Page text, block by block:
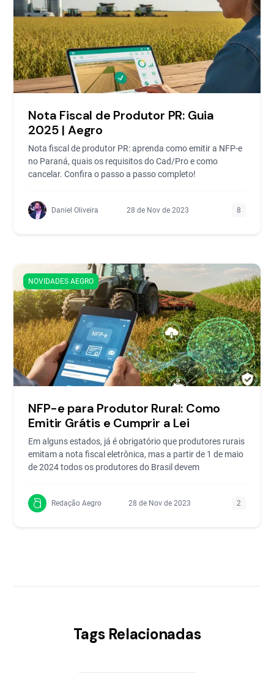
Nota Fiscal de Produtor PR: Guia
2025 | Aegro
Nota fiscal de produtor PR: aprenda como emitir a NFP-e
no Paraná, quais os requisitos do Cad/Pro e como
cancelar. Confira o passo a passo completo!
Daniel Oliveira 28 de Nov de 2023 8
NOVIDADES AEGRO
NFP-e para Produtor Rural: Como
Emitir Grátis e Cumprir a Lei
Em alguns estados, já é obrigatório que produtores rurais
emitam a nota fiscal eletrônica, mas a partir de 1 de maio
de 2024 todos os produtores do Brasil devem
Redação Aegro 28 de Nov de 2023 2
Tags Relacionadas